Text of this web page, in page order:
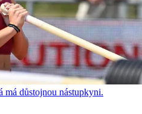
má důstojnou nástupkyni.